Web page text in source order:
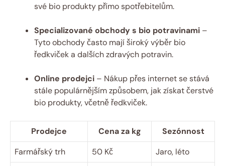
své bio produkty přímo spotřebitelům.
Specializované obchody s bio potravinami –
Tyto obchody často mají široký výběr bio
ředkviček a dalších zdravých potravin.
Online prodejci – Nákup přes internet se stává
stále populárnějším způsobem, jak získat čerstvé
bio produkty, včetně ředkviček.
Prodejce Cena za kg
Sezónnost
Farmářský trh
50 Kč
Jaro, léto